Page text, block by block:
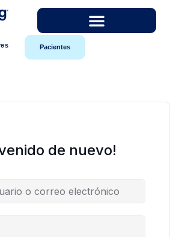
Pacientes
de nuevo!